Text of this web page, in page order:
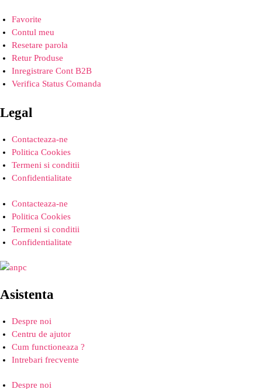
Favorite
Contul meu
Resetare parola
Retur Produse
Inregistrare Cont B2B
Verifica Status Comanda
Legal
Contacteaza-ne
Politica Cookies
Termeni si conditii
Confidentialitate
Contacteaza-ne
Politica Cookies
Termeni si conditii
Confidentialitate
Asistenta
Despre noi
Centru de ajutor
Cum functioneaza ?
Intrebari frecvente
Despre noi